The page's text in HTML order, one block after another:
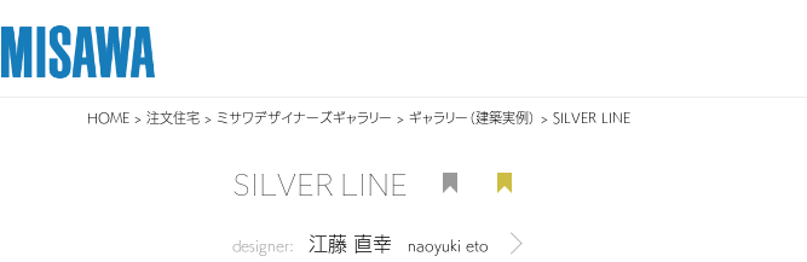
住まい
建てる [注文住宅]
土地活用
個人のお客さま
リフォーム
戸建て・マンション
まちづくり
複合開発・投資開発
オーナーサポート
サポートメニュー
企業・IR情報
企業・IR
HOME > 注文住宅 > ミサワデザイナーズギャラリー > ギャラリー（建築実例） > SILVER LINE
SILVER LINE
designer: 江藤 直幸 naoyuki eto デザイナーを見る